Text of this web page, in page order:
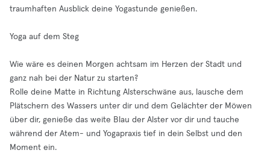
traumhaften Ausblick deine Yogastunde genießen.
Yoga auf dem Steg
Wie wäre es deinen Morgen achtsam im Herzen der Stadt und
ganz nah bei der Natur zu starten?
Rolle deine Matte in Richtung Alsterschwäne aus, lausche dem
Plätschern des Wassers unter dir und dem Gelächter der Möwen
über dir, genieße das weite Blau der Alster vor dir und tauche
während der Atem- und Yogapraxis tief in dein Selbst und den
Moment ein.